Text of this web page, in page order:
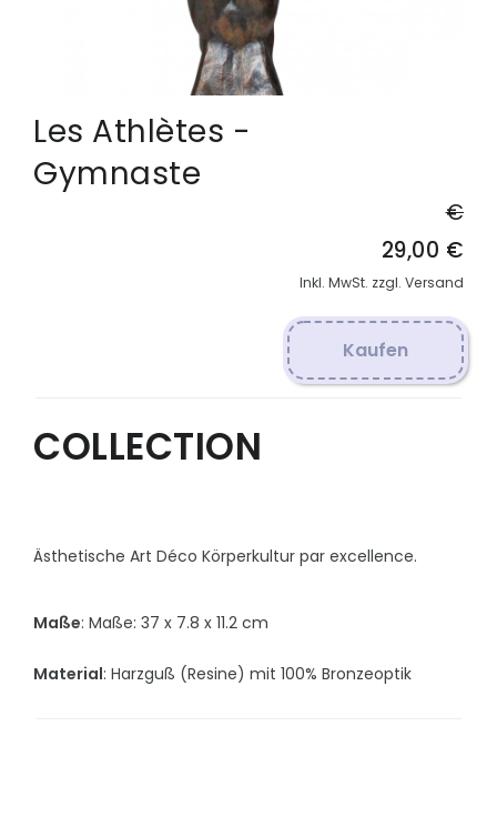
Les Athlètes -
Gymnaste
€
29,00 €
Inkl. MwSt. zzgl. Versand
Kaufen
COLLECTION
Ästhetische Art Déco Körperkultur par excellence.
Maße: Maße: 37 x 7.8 x 11.2 cm
Material: Harzguß (Resine) mit 100% Bronzeoptik